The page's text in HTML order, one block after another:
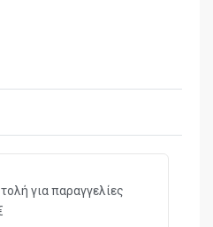
Control and Versatility
to Vertical Grip for
Light Removal
the Grip Open
Position.Press Release
για παραγγελίες